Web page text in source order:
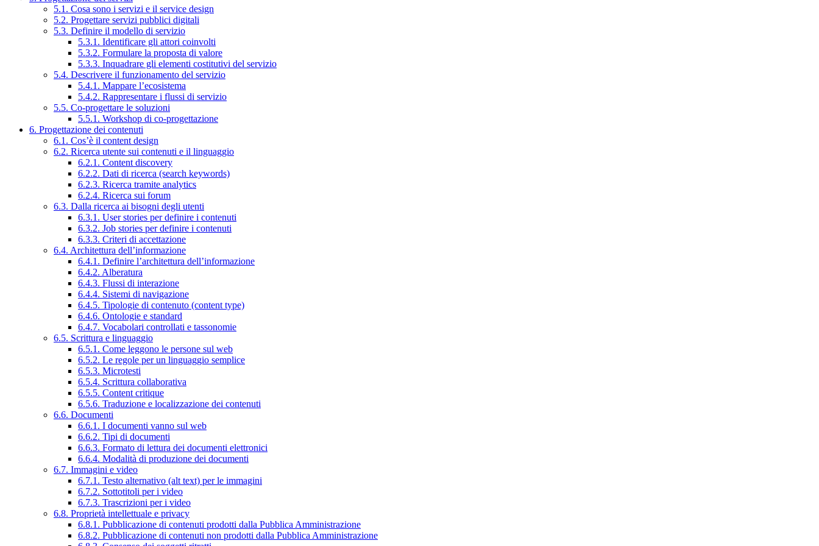
5.1. Cosa sono i servizi e il service design
5.2. Progettare servizi pubblici digitali
5.3. Definire il modello di servizio
5.3.1. Identificare gli attori coinvolti
5.3.2. Formulare la proposta di valore
5.3.3. Inquadrare gli elementi costitutivi del servizio
5.4. Descrivere il funzionamento del servizio
5.4.1. Mappare l’ecosistema
5.4.2. Rappresentare i flussi di servizio
5.5. Co-progettare le soluzioni
5.5.1. Workshop di co-progettazione
6. Progettazione dei contenuti
6.1. Cos’è il content design
6.2. Ricerca utente sui contenuti e il linguaggio
6.2.1. Content discovery
6.2.2. Dati di ricerca (search keywords)
6.2.3. Ricerca tramite analytics
6.2.4. Ricerca sui forum
6.3. Dalla ricerca ai bisogni degli utenti
6.3.1. User stories per definire i contenuti
6.3.2. Job stories per definire i contenuti
6.3.3. Criteri di accettazione
6.4. Architettura dell’informazione
6.4.1. Definire l’architettura dell’informazione
6.4.2. Alberatura
6.4.3. Flussi di interazione
6.4.4. Sistemi di navigazione
6.4.5. Tipologie di contenuto (content type)
6.4.6. Ontologie e standard
6.4.7. Vocabolari controllati e tassonomie
6.5. Scrittura e linguaggio
6.5.1. Come leggono le persone sul web
6.5.2. Le regole per un linguaggio semplice
6.5.3. Microtesti
6.5.4. Scrittura collaborativa
6.5.5. Content critique
6.5.6. Traduzione e localizzazione dei contenuti
6.6. Documenti
6.6.1. I documenti vanno sul web
6.6.2. Tipi di documenti
6.6.3. Formato di lettura dei documenti elettronici
6.6.4. Modalità di produzione dei documenti
6.7. Immagini e video
6.7.1. Testo alternativo (alt text) per le immagini
6.7.2. Sottotitoli per i video
6.7.3. Trascrizioni per i video
6.8. Proprietà intellettuale e privacy
6.8.1. Pubblicazione di contenuti prodotti dalla Pubblica Amministrazione
6.8.2. Pubblicazione di contenuti non prodotti dalla Pubblica Amministrazione